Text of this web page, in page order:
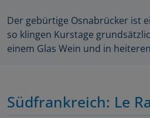
Der gebürtige Osnabrücker ist
so klingen Kurstage
einem Glas Wein und in
Südfrankreich: Le